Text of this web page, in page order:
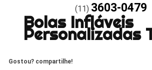
(11) 3603-0479
Bolas Infláveis
Personalizadas
Gostou? compartilhe!